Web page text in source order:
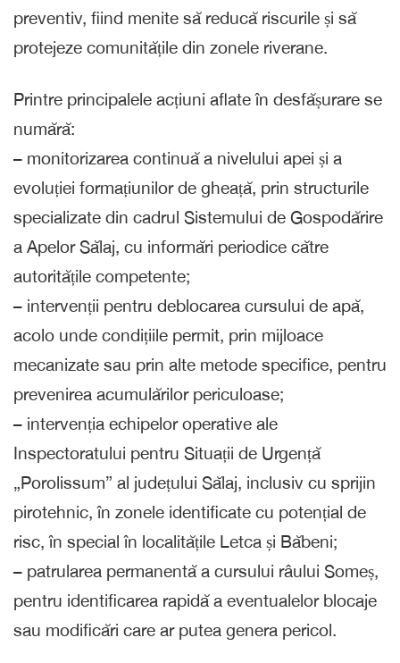
preventiv, fiind menite să reducă riscurile și să
protejeze comunitățile din zonele riverane.
Printre principalele acțiuni aflate în desfășurare se
numără:
– monitorizarea continuă a nivelului apei și a
evoluției formațiunilor de gheață, prin structurile
specializate din cadrul Sistemului de Gospodărire
a Apelor Sălaj, cu informări periodice către
autoritățile competente;
– intervenții pentru deblocarea cursului de apă,
acolo unde condițiile permit, prin mijloace
mecanizate sau prin alte metode specifice, pentru
prevenirea acumulărilor periculoase;
– intervenția echipelor operative ale
Inspectoratului pentru Situații de Urgență
„Porolissum” al județului Sălaj, inclusiv cu sprijin
pirotehnic, în zonele identificate cu potențial de
risc, în special în localitățile Letca și Băbeni;
– patrularea permanentă a cursului râului Someș,
pentru identificarea rapidă a eventualelor blocaje
sau modificări care ar putea genera pericol.